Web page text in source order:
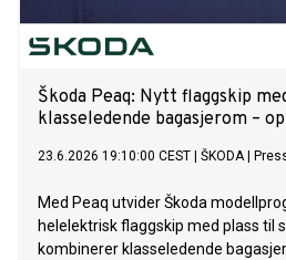
Škoda Peaq: Nytt flaggskip
klasseledende bagasjerom –
23.6.2026 19:10:00 CEST ŠKODA|
Med Peaq utvider Škoda
helelektrisk flaggskip med plass til
kombinerer klasseledende